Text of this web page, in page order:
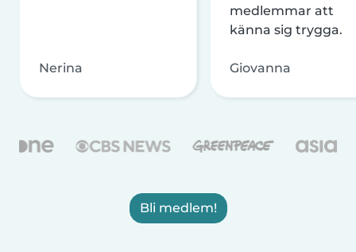
Nerina
medlemmar att
känna sig trygga.
Giovanna
Bli medlem!